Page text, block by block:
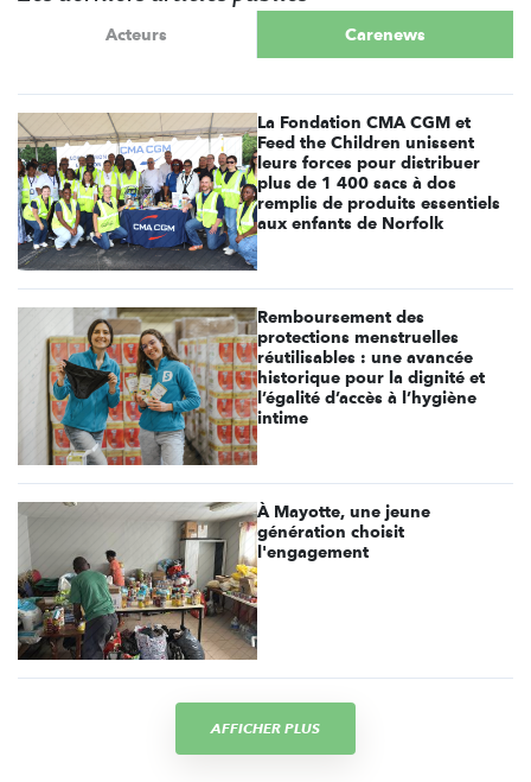
Acteurs Carenews
La Fondation CMA CGM et
Feed the Children unissent
leurs forces pour distribuer
plus de 1 400 sacs à dos
remplis de produits essentiels
aux enfants de Norfolk
Remboursement des
protections menstruelles
réutilisables : une avancée
historique pour la dignité et
l’égalité d’accès à l’hygiène
intime
À Mayotte, une jeune
génération choisit
l'engagement
AFFICHER PLUS